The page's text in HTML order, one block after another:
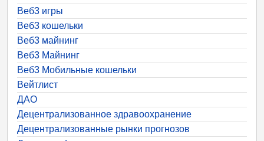
Веб3 игры
Веб3 кошельки
Веб3 майнинг
Веб3 Майнинг
Веб3 Мобильные кошельки
Вейтлист
ДАО
Децентрализованное здравоохранение
Децентрализованные рынки прогнозов